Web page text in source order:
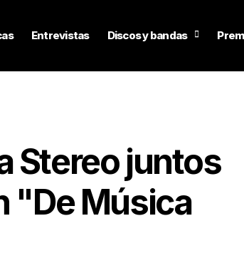
Entrevistas Discos y bandas
Stereo juntos
"De Música